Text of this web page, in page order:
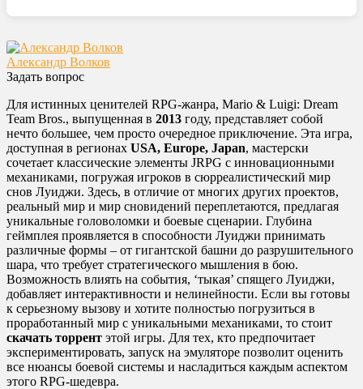
Александр Волков
Задать вопрос
Для истинных ценителей RPG-жанра, Mario & Luigi: Dream
Team Bros., выпущенная в 2013 году, представляет собой
нечто большее, чем просто очередное приключение. Эта игра,
доступная в регионах USA, Europe, Japan, мастерски
сочетает классические элементы JRPG с инновационными
механиками, погружая игроков в сюрреалистический мир
снов Луиджи. Здесь, в отличие от многих других проектов,
реальный мир и мир сновидений переплетаются, предлагая
уникальные головоломки и боевые сценарии. Глубина
геймплея проявляется в способности Луиджи принимать
различные формы – от гигантской башни до разрушительного
шара, что требует стратегического мышления в бою.
Возможность влиять на события, ‘тыкая’ спящего Луиджи,
добавляет интерактивности и нелинейности. Если вы готовы
к серьезному вызову и хотите полностью погрузиться в
проработанный мир с уникальными механиками, то стоит
скачать торрент этой игры. Для тех, кто предпочитает
экспериментировать, запуск на эмуляторе позволит оценить
все нюансы боевой системы и насладиться каждым аспектом
этого RPG-шедевра.